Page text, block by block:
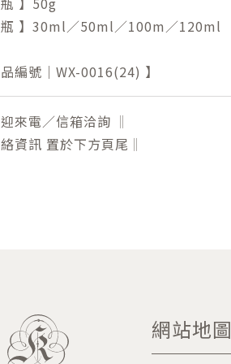
瓶 】30ml／50ml／100m／120ml
品編號｜WX-0016(24) 】
來電／信箱洽詢 ‖
資訊 置於下方頁尾‖
網站地圖